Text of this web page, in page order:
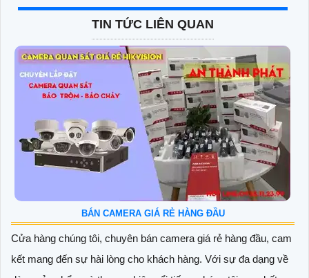
TIN TỨC LIÊN QUAN
BÁN CAMERA GIÁ RẺ HÀNG ĐẦU
Cửa hàng chúng tôi, chuyên bán camera giá rẻ hàng đầu, cam
kết mang đến sự hài lòng cho khách hàng. Với sự đa dạng về